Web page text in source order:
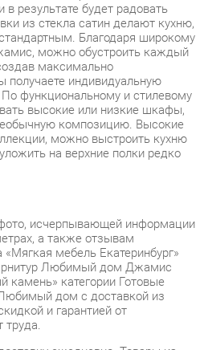
максимально
индивидуальную
функциональному и стилевому
высокие или низкие шкафы,
композицию. Высокие
можно выстроить кухню
на верхние полки редко
исчерпывающей информации
а также отзывам
Любимый дом Джамис
дом с доставкой из
и гарантией от
ежедневно. Товары из
в Екатеринбурге вы
с момента оформления
заказать подъём на этаж